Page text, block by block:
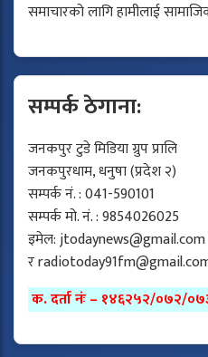
समाचारको लागि हामीलाई
सम्पर्क ठेगाना:
जनकपुर टुडे मिडिया ग्रुप प्रालि
जनकपुरधाम, धनुषा (प्रदेश २)
सम्पर्क नं. : 041-590101
सम्पर्क मो. नं. : 9854026025
इमेल:jtodaynews@gmail.com
र
क. दर्ता नंः – १४६२५२/०७२/